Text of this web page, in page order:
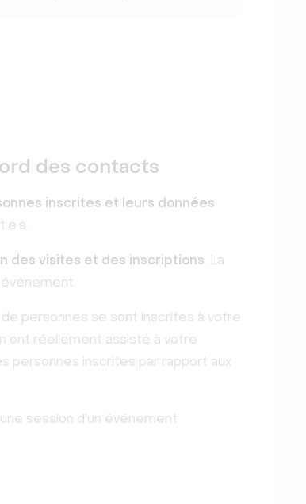
des contacts
inscrites et leurs données
des visites et des inscriptions. La
personnes se sont inscrites à votre
ont réellement assisté à votre
personnes inscrites par rapport aux
session d'un événement